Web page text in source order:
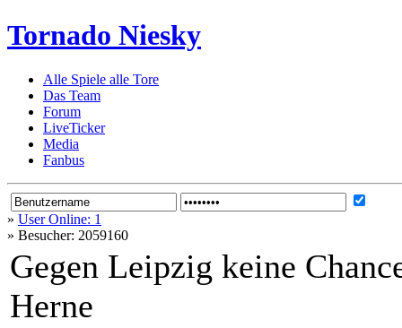
Tornado Niesky
Alle Spiele alle Tore
Das Team
Forum
LiveTicker
Media
Fanbus
» User Online: 1
» Besucher: 2059160
Gegen Leipzig keine
Herne